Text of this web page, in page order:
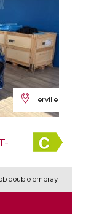
Terville
double embray